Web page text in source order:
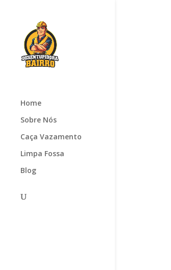
Home
Sobre Nós
Caça Vazamento
Limpa Fossa
Blog